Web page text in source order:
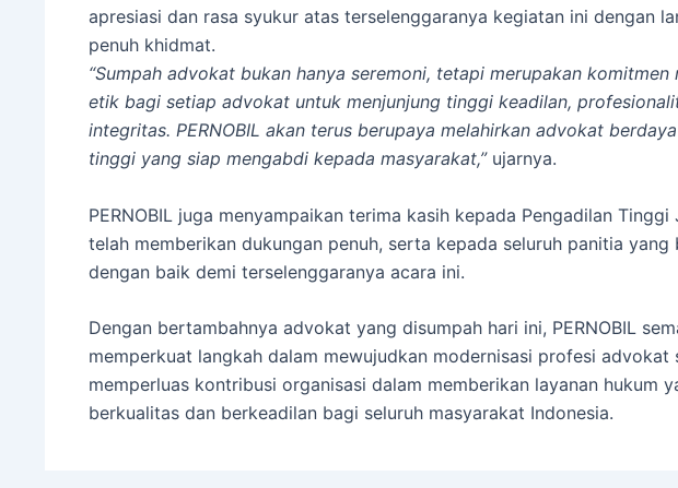
apresiasi dan rasa syukur atas terselenggaranya kegiatan ini dengan
penuh khidmat.
“Sumpah advokat bukan hanya seremoni, tetapi merupakan komitmen
etik bagi setiap advokat untuk menjunjung tinggi keadilan,
integritas. PERNOBIL akan terus berupaya melahirkan advokat
tinggi yang siap mengabdi kepada masyarakat,”ujarnya.
PERNOBIL juga menyampaikan terima kasih kepada Pengadilan Tinggi
telah memberikan dukungan penuh, serta kepada seluruh panitia yang
dengan baik demi terselenggaranya acara ini.
Dengan bertambahnya advokat yang disumpah hari ini, PERNOBIL
memperkuat langkah dalam mewujudkan modernisasi profesi advokat
memperluas kontribusi organisasi dalam memberikan layanan hukum
berkualitas dan berkeadilan bagi seluruh masyarakat Indonesia.